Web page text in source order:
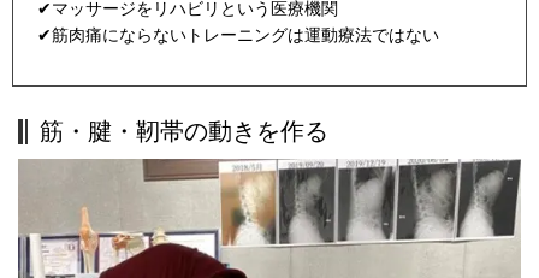
✔マッサージをリハビリという医療機関
✔筋肉痛にならないトレーニングは運動療法ではない
筋・腱・靭帯の動きを作る